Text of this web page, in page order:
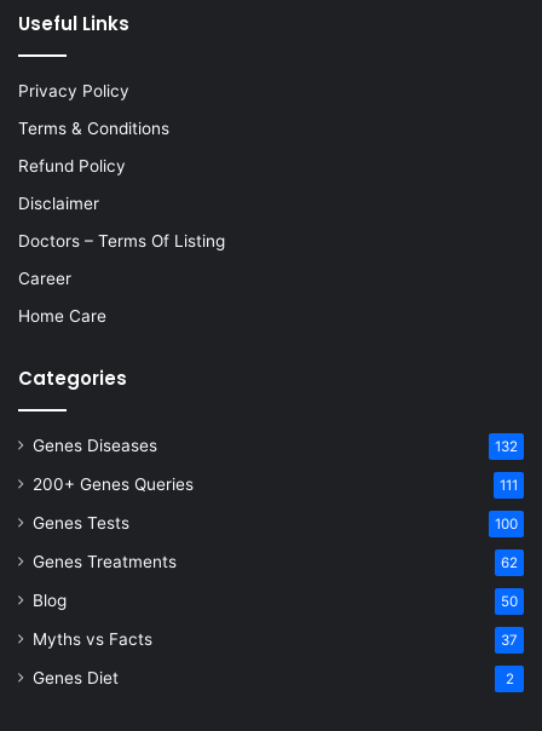
Useful Links
Privacy Policy
Terms & Conditions
Refund Policy
Disclaimer
Doctors – Terms Of Listing
Career
Home Care
Categories
Genes Diseases 132
200+ Genes Queries 111
Genes Tests 100
Genes Treatments 62
Blog 50
Myths vs Facts 37
Genes Diet 2